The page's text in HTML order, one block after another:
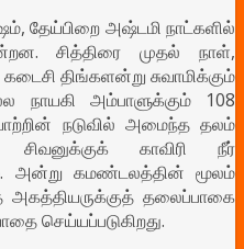
தேய்பிறை அஷ்டமி நாட்களில்
சித்திரை முதல் நாள்,
திங்களன்று சுவாமிக்கும்
நாயகி அம்பாளுக்கும் 108
நடுவில் அமைந்த தலம்
சிவனுக்குக் காவிரி நீர்
அன்று கமண்டலத்தின் மூலம்
தலைப்பாகை
செய்யப்படுகிறது.